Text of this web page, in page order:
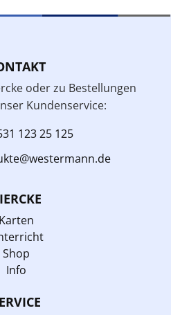
oder zu Bestellungen
Kundenservice:
123 25 125
Karten
Shop
Info